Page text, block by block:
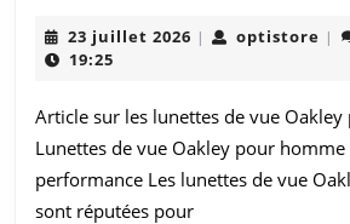
de
Vue
23 juillet 2026 23| optistore |
19:25
Article sur les lunettes de vue
Lunettes de vue Oakley pour
performance Les lunettes de vue
sont réputées pour